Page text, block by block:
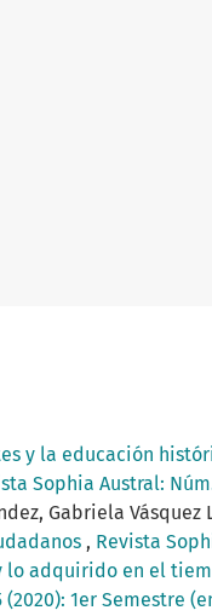
y la educación
Sophia Austral:
Gabriela Vásquez
, Revista
adquirido en el
1er Semestre